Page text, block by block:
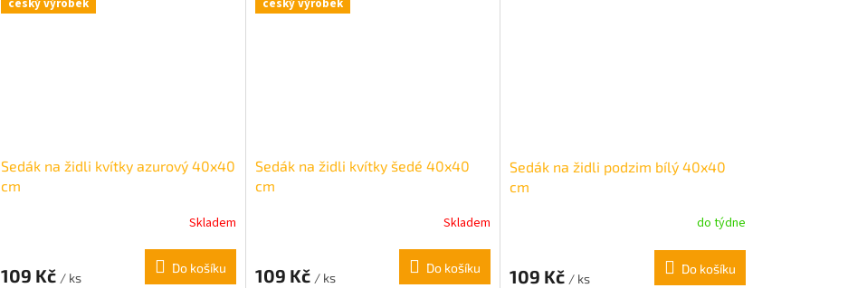
český výrobek
Sedák na židli kvítky azurový 40x40
cm
Skladem
109 Kč / ks
Do košíku
český výrobek
Sedák na židli kvítky šedé 40x40
cm
je
Skladem
109 Kč / ks
Do košíku
Sedák na židli podzim bílý 40x40
cm
do týdne
109 Kč / ks
Do košíku